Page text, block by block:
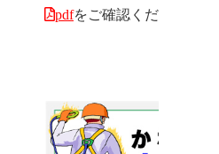
をご確認ください。